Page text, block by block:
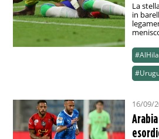
La
in
16/09/